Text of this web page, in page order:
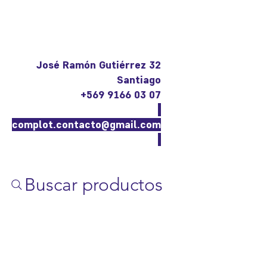
José Ramón Gutiérrez 32
Santiago
+569 9166 03 07
complot.contacto@gmail.com
Buscar productos